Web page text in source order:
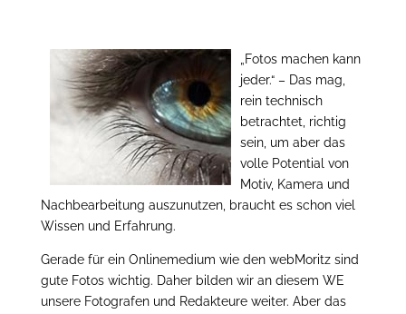
„Fotos machen kann
jeder.“ – Das mag,
rein technisch
betrachtet, richtig
sein, um aber das
volle Potential von
Motiv, Kamera und
Nachbearbeitung auszunutzen, braucht es schon viel
Wissen und Erfahrung.
Gerade für ein Onlinemedium wie den webMoritz sind
gute Fotos wichtig. Daher bilden wir an diesem WE
unsere Fotografen und Redakteure weiter. Aber das